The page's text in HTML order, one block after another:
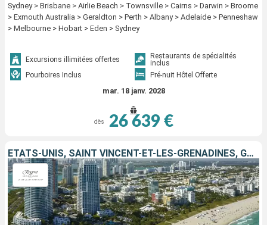
Sydney > Brisbane > Airlie Beach > Townsville > Cairns > Darwin > Broome
> Exmouth Australia > Geraldton > Perth > Albany > Adelaide > Penneshaw
> Melbourne > Hobart > Eden > Sydney
Excursions illimitées offertes
Restaurants de spécialités
inclus
Pourboires Inclus
Pré-nuit Hôtel Offerte
mar. 18 janv. 2028
dès 26 639 €
ÉTATS-UNIS, SAINT VINCENT-ET-LES-GRENADINES, GUADELOUPE, ARUBA, JAMAÏQUE, CAÏMANS (ÎLES)